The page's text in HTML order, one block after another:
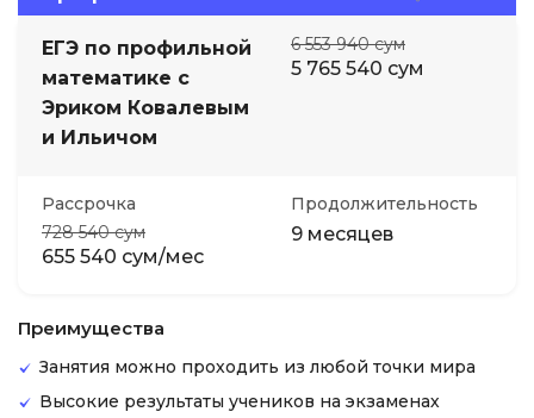
ЕГЭ по профильной
математике с
Эриком Ковалевым
и Ильичом
6 553 940 сум
5 765 540 сум
Рассрочка
728 540 сум
655 540 сум/мес
Продолжительность
9 месяцев
Преимущества
Занятия можно проходить из любой точки мира
Высокие результаты учеников на экзаменах